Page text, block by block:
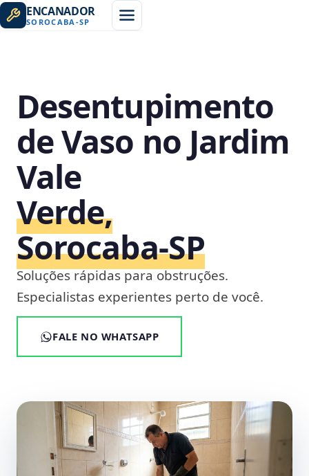
ENCANADOR
SOROCABA -SP
Desentupimento
de Vaso no Jardim
Vale
Verde,
Sorocaba‑SP
Soluções rápidas para obstruções.
Especialistas experientes perto de você.
FALE NO WHATSAPP